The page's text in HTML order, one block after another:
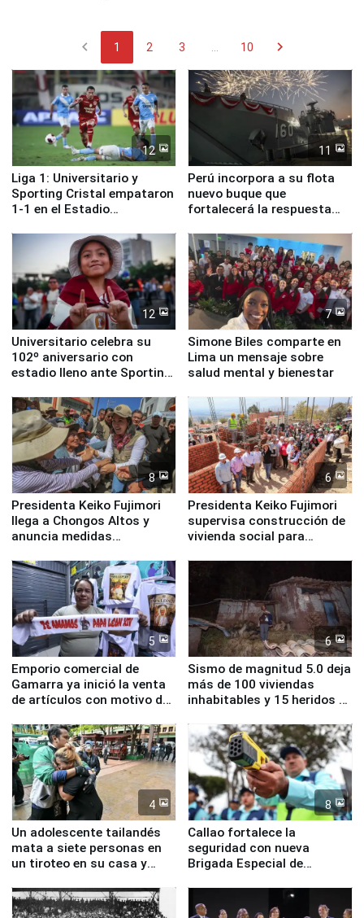
chevron_left 1 2 3 10 chevron_right
12
Liga 1: Universitario y
Sporting Cristal empataron
1-1 en el Estadio
11
Perú incorpora a su flota
nuevo buque que
fortalecerá la respuesta
12
Universitario celebra su
102º aniversario con
estadio lleno ante Sporting
7
Simone Biles comparte en
Lima un mensaje sobre
salud mental y bienestar
8
Presidenta Keiko Fujimori
llega a Chongos Altos y
anuncia medidas
educación, salud y empleo
6
Presidenta Keiko Fujimori
supervisa construcción de
vivienda social para
5
Emporio comercial de
Gamarra ya inició la venta
de artículos con motivo de
6
Sismo de magnitud 5.0 deja
más de 100 viviendas
inhabitables y 15 heridos en
4
Un adolescente tailandés
mata a siete personas en
un tiroteo en su casa y
8
Callao fortalece la
seguridad con nueva
Brigada Especial de
equipamiento para
Serenazgo